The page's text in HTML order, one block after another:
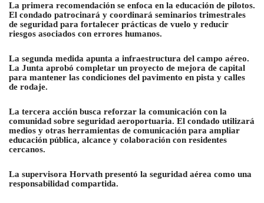
La primera recomendación se enfoca en la educación de pilotos.
El condado patrocinará y coordinará seminarios trimestrales
de seguridad para fortalecer prácticas de vuelo y reducir
riesgos asociados con errores humanos.
La segunda medida apunta a infraestructura del campo aéreo.
La Junta aprobó completar un proyecto de mejora de capital
para mantener las condiciones del pavimento en pista y calles
de rodaje.
La tercera acción busca reforzar la comunicación con la
comunidad sobre seguridad aeroportuaria. El condado utilizará
medios y otras herramientas de comunicación para ampliar
educación pública, alcance y colaboración con residentes
cercanos.
La supervisora Horvath presentó la seguridad aérea como una
responsabilidad compartida.